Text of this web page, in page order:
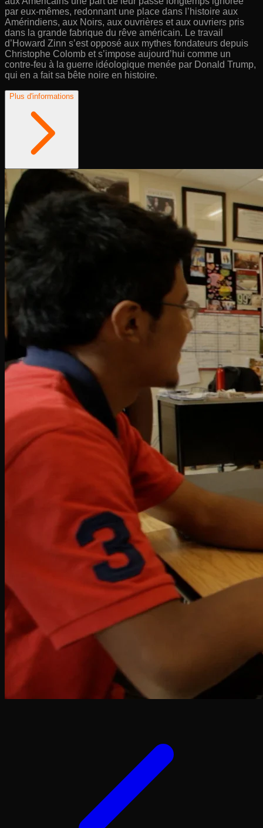
par eux-mêmes, redonnant une place dans l’histoire aux
Amérindiens, aux Noirs, aux ouvrières et aux ouvriers pris
dans la grande fabrique du rêve américain. Le travail
d’Howard Zinn s’est opposé aux mythes fondateurs depuis
Christophe Colomb et s’impose aujourd’hui comme un
contre-feu à la guerre idéologique menée par Donald Trump,
qui en a fait sa bête noire en histoire.
Plus d'informations